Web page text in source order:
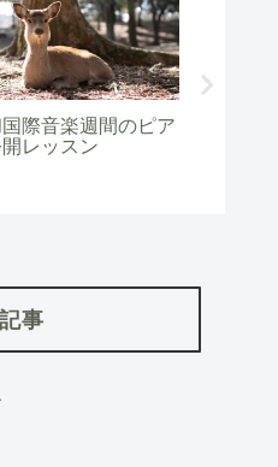
際音楽週間のピア
開レッスン
事